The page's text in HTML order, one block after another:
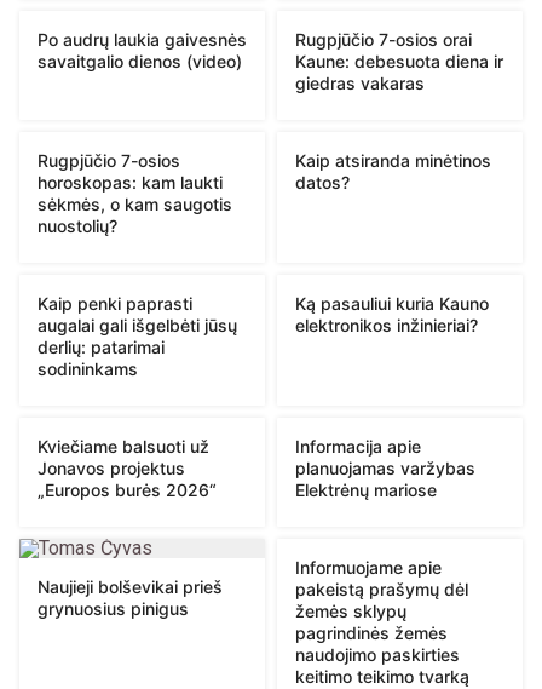
Po audrų laukia gaivesnės
savaitgalio dienos (video)
Rugpjūčio 7-osios orai
Kaune: debesuota diena ir
giedras vakaras
Rugpjūčio 7-osios
horoskopas: kam laukti
sėkmės, o kam saugotis
nuostolių?
Kaip atsiranda minėtinos
datos?
Kaip penki paprasti
augalai gali išgelbėti jūsų
derlių: patarimai
sodininkams
Ką pasauliui kuria Kauno
elektronikos inžinieriai?
Kviečiame balsuoti už
Jonavos projektus
„Europos burės 2026“
Informacija apie
planuojamas varžybas
Elektrėnų mariose
Naujieji bolševikai prieš
grynuosius pinigus
Informuojame apie
pakeistą prašymų dėl
žemės sklypų
pagrindinės žemės
naudojimo paskirties
keitimo teikimo tvarką